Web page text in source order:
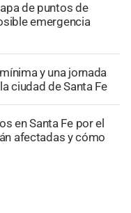
de puntos de
emergencia
y una jornada
ciudad de Santa Fe
en Santa Fe por el
afectadas y cómo